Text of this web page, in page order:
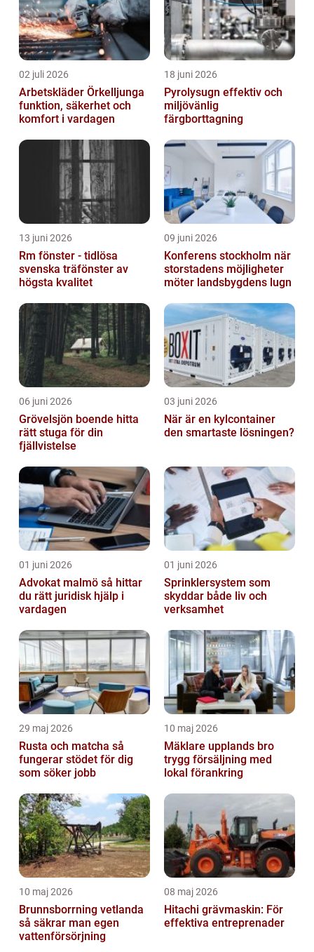
02 juli 2026
Arbetskläder Örkelljunga
funktion, säkerhet och
komfort i vardagen
18 juni 2026
Pyrolysugn effektiv och
miljövänlig
färgborttagning
13 juni 2026
Rm fönster - tidlösa
svenska träfönster av
högsta kvalitet
09 juni 2026
Konferens stockholm när
storstadens möjligheter
möter landsbygdens lugn
06 juni 2026
Grövelsjön boende hitta
rätt stuga för din
fjällvistelse
03 juni 2026
När är en kylcontainer
den smartaste lösningen?
01 juni 2026
Advokat malmö så hittar
du rätt juridisk hjälp i
vardagen
01 juni 2026
Sprinklersystem som
skyddar både liv och
verksamhet
29 maj 2026
Rusta och matcha så
fungerar stödet för dig
som söker jobb
10 maj 2026
Mäklare upplands bro
trygg försäljning med
lokal förankring
10 maj 2026
Brunnsborrning vetlanda
så säkrar man egen
vattenförsörjning
08 maj 2026
Hitachi grävmaskin: För
effektiva entreprenader